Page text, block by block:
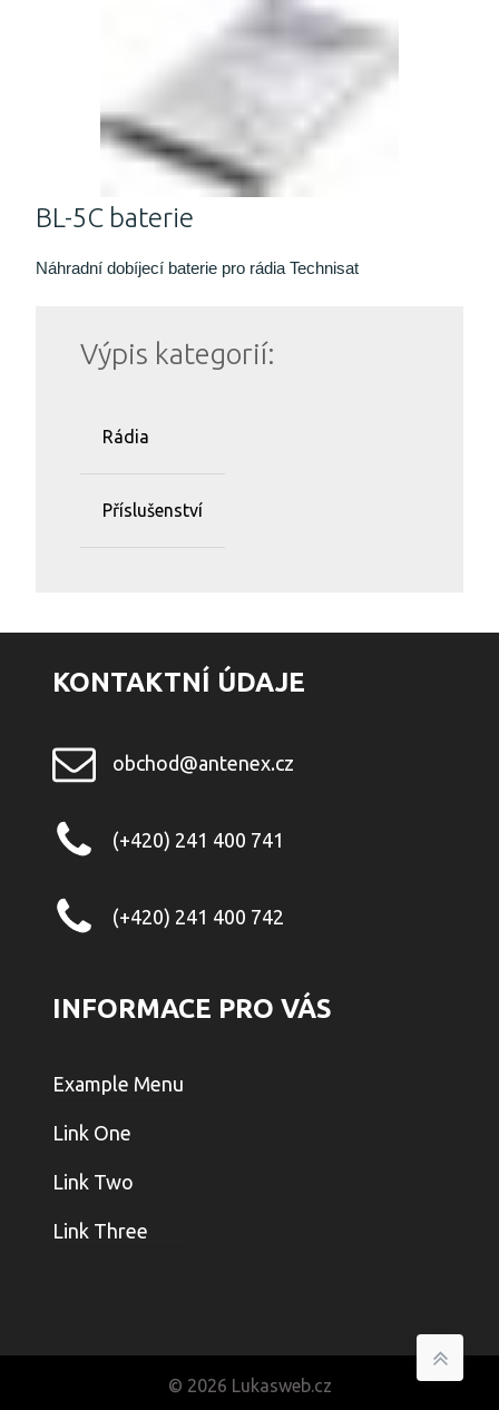
BL-5C baterie
Náhradní dobíjecí baterie pro rádia Technisat
Výpis kategorií:
Rádia
Příslušenství
KONTAKTNÍ ÚDAJE
obchod@antenex.cz
(+420) 241 400 741
(+420) 241 400 742
INFORMACE PRO VÁS
Example Menu
Link One
Link Two
Link Three
© 2026 Lukasweb.cz